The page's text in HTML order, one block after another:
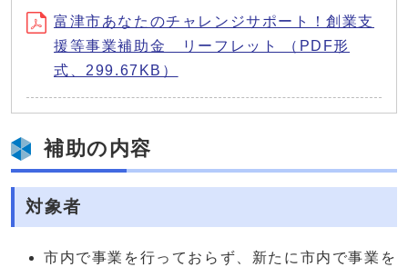
富津市あなたのチャレンジサポート！創業支
援等事業補助金 リーフレット （PDF形
式、299.67KB）
補助の内容
対象者
市内で事業を行っておらず、新たに市内で事業を